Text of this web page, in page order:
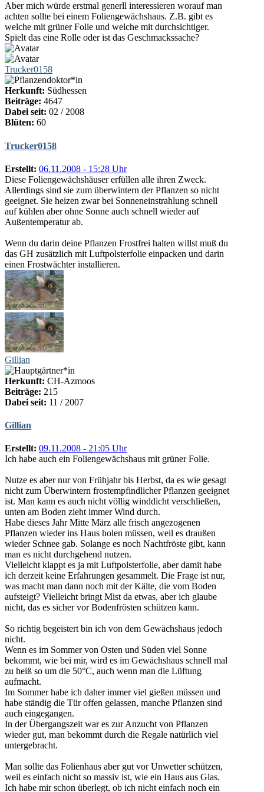
Aber mich würde erstmal generll interessieren worauf man
achten sollte bei einem Foliengewächshaus. Z.B. gibt es
welche mit grüner Folie und welche mit durchsichtiger.
Spielt das eine Rolle oder ist das Geschmackssache?
Trucker0158
Herkunft: Südhessen
Beiträge: 4647
Dabei seit: 02 / 2008
Blüten: 60
Trucker0158
Erstellt: 06.11.2008 - 15:28 Uhr
Diese Foliengewächshäuser erfüllen alle ihren Zweck.
Allerdings sind sie zum überwintern der Pflanzen so nicht
geeignet. Sie heizen zwar bei Sonneneinstrahlung schnell
auf kühlen aber ohne Sonne auch schnell wieder auf
Außentemperatur ab.
Wenn du darin deine Pflanzen Frostfrei halten willst muß du
das GH zusätzlich mit Luftpolsterfolie einpacken und darin
einen Frostwächter installieren.
Gillian
Herkunft: CH-Azmoos
Beiträge: 215
Dabei seit: 11 / 2007
Gillian
Erstellt: 09.11.2008 - 21:05 Uhr
Ich habe auch ein Foliengewächshaus mit grüner Folie.
Nutze es aber nur von Frühjahr bis Herbst, da es wie gesagt
nicht zum Überwintern frostempfindlicher Pflanzen geeignet
ist. Man kann es auch nicht völlig winddicht verschließen,
unten am Boden zieht immer Wind durch.
Habe dieses Jahr Mitte März alle frisch angezogenen
Pflanzen wieder ins Haus holen müssen, weil es draußen
wieder Schnee gab. Solange es noch Nachtfröste gibt, kann
man es nicht durchgehend nutzen.
Vielleicht klappt es ja mit Luftpolsterfolie, aber damit habe
ich derzeit keine Erfahrungen gesammelt. Die Frage ist nur,
was macht man dann noch mit der Kälte, die vom Boden
aufsteigt? Vielleicht bringt Mist da etwas, aber ich glaube
nicht, das es sicher vor Bodenfrösten schützen kann.
So richtig begeistert bin ich von dem Gewächshaus jedoch
nicht.
Wenn es im Sommer von Osten und Süden viel Sonne
bekommt, wie bei mir, wird es im Gewächshaus schnell mal
zu heiß so um die 50°C, auch wenn man die Lüftung
aufmacht.
Im Sommer habe ich daher immer viel gießen müssen und
habe ständig die Tür offen gelassen, manche Pflanzen sind
auch eingegangen.
In der Übergangszeit war es zur Anzucht von Pflanzen
wieder gut, man bekommt durch die Regale natürlich viel
untergebracht.
Man sollte das Folienhaus aber gut vor Unwetter schützen,
weil es einfach nicht so massiv ist, wie ein Haus aus Glas.
Ich habe mir schon überlegt, ob ich nicht einfach noch ein